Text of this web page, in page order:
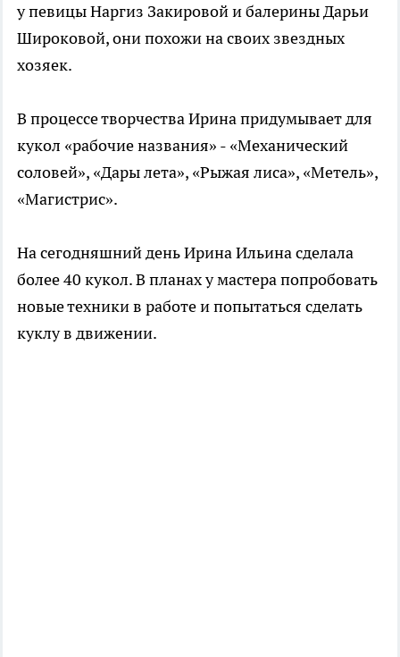
у певицы Наргиз Закировой и балерины Дарьи
Широковой, они похожи на своих звездных
хозяек.
В процессе творчества Ирина придумывает для
кукол «рабочие названия» - «Механический
соловей», «Дары лета», «Рыжая лиса», «Метель»,
«Магистрис».
На сегодняшний день Ирина Ильина сделала
более 40 кукол. В планах у мастера попробовать
новые техники в работе и попытаться сделать
куклу в движении.